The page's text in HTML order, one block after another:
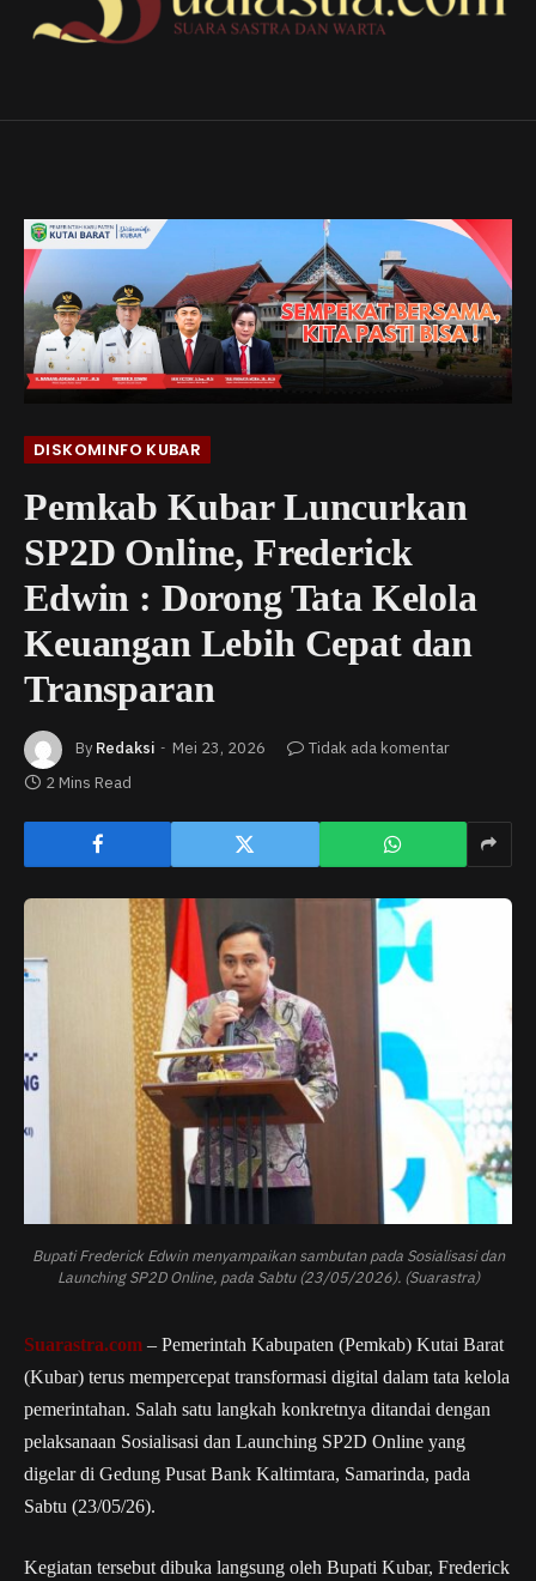
DISKOMINFO KUBAR
Pemkab Kubar Luncurkan
SP2D Online, Frederick
Edwin : Dorong Tata Kelola
Keuangan Lebih Cepat dan
Transparan
By Redaksi Mei 23, 2026
Tidak ada komentar
2 Mins Read
Bupati Frederick Edwin menyampaikan sambutan pada Sosialisasi dan
Launching SP2D Online, pada Sabtu (23/05/2026). (Suarastra)
Suarastra.com – Pemerintah Kabupaten (Pemkab) Kutai Barat
(Kubar) terus mempercepat transformasi digital dalam tata kelola
pemerintahan. Salah satu langkah konkretnya ditandai dengan
pelaksanaan Sosialisasi dan Launching SP2D Online yang
digelar di Gedung Pusat Bank Kaltimtara, Samarinda, pada
Sabtu (23/05/26).
Kegiatan tersebut dibuka langsung oleh Bupati Kubar, Frederick